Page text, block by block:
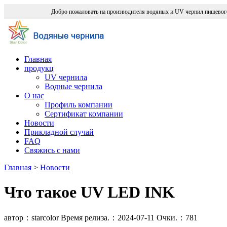
Добро пожаловать на производителя водяных и UV чернил
Главная
продукц
UV чернила
Водные чернила
О нас
Профиль компании
Сертификат компании
Новости
Прикладной случай
FAQ
Свяжись с нами
Главная > Новости
Что такое UV LED INK
автор：starcolor Время релиза.：2024-07-11 Очки.： 781